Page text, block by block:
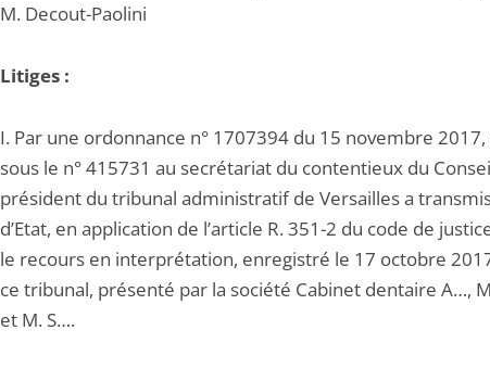
M. Decout-Paolini
Litiges :
I. Par une ordonnance n° 1707394 du 15 novembre
sous le n° 415731 au secrétariat du contentieux du
président du tribunal administratif de Versailles a
d’Etat, en application de l’article R. 351-2 du code de
le recours en interprétation, enregistré le 17 octobre
ce tribunal, présenté par la société Cabinet dentaire A…,
et M. S….